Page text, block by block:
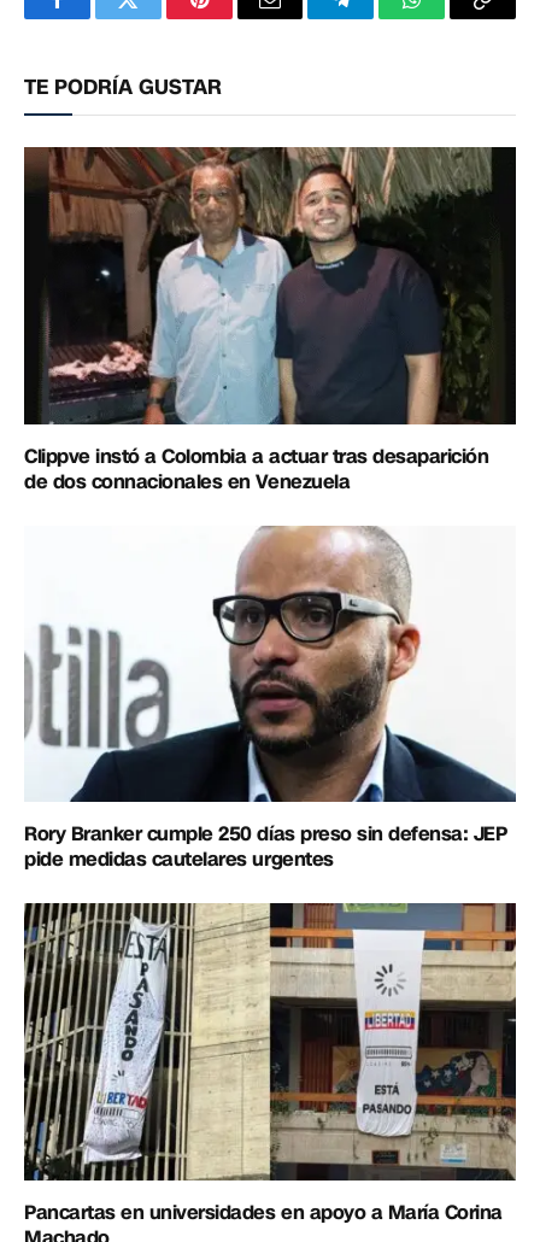
FacebookTwitterPinterestCorreoTelegramWhatsApp
TE PODRÍA GUSTAR
Clippve instó a Colombia a actuar tras desaparición
de dos connacionales en Venezuela
Rory Branker cumple 250 días preso sin defensa: JEP
pide medidas cautelares urgentes
Pancartas en universidades en apoyo a María Corina